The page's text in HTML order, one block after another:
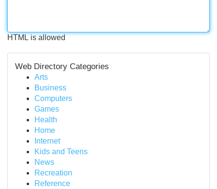
HTML is allowed
Web Directory Categories
Arts
Business
Computers
Games
Health
Home
Internet
Kids and Teens
News
Recreation
Reference